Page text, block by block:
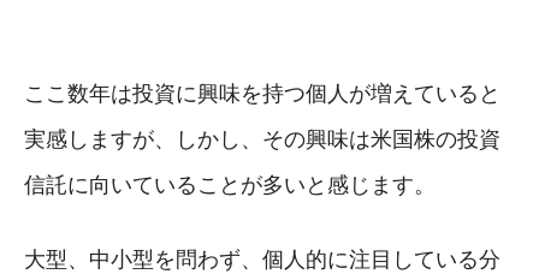
ここ数年は投資に興味を持つ個人が増えていると
実感しますが、しかし、その興味は米国株の投資
信託に向いていることが多いと感じます。
大型、中小型を問わず、個人的に注目している分